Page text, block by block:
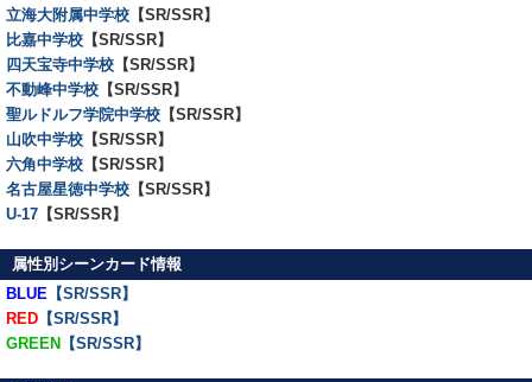
立海大附属中学校 【SR/SSR】
比嘉中学校 【SR/SSR】
四天宝寺中学校 【SR/SSR】
不動峰中学校 【SR/SSR】
聖ルドルフ学院中学校 【SR/SSR】
山吹中学校 【SR/SSR】
六角中学校 【SR/SSR】
名古屋星徳中学校 【SR/SSR】
U-17 【SR/SSR】
属性別シーンカード情報
BLUE 【SR/SSR】
RED 【SR/SSR】
GREEN 【SR/SSR】